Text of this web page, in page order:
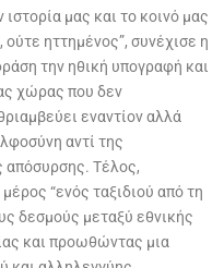
μας και το κοινό μας
ηττημένος”, συνέχισε η
την ηθική υπογραφή και
χώρας που δεν
εναντίον αλλά
αντί της
απόσυρσης. Τέλος,
“ενός ταξιδιού από τη
δεσμούς μεταξύ εθνικής
και προωθώντας μια